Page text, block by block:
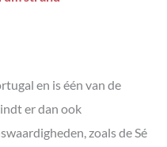
en is één van de
er dan ook
zoals de Sé